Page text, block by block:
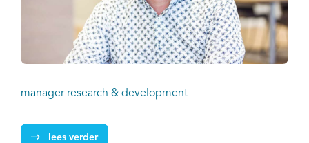
manager research & development
lees verder